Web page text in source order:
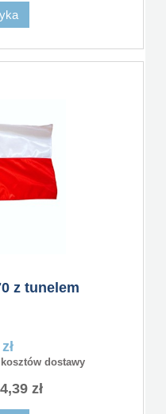
z tunelem
dostawy
zł